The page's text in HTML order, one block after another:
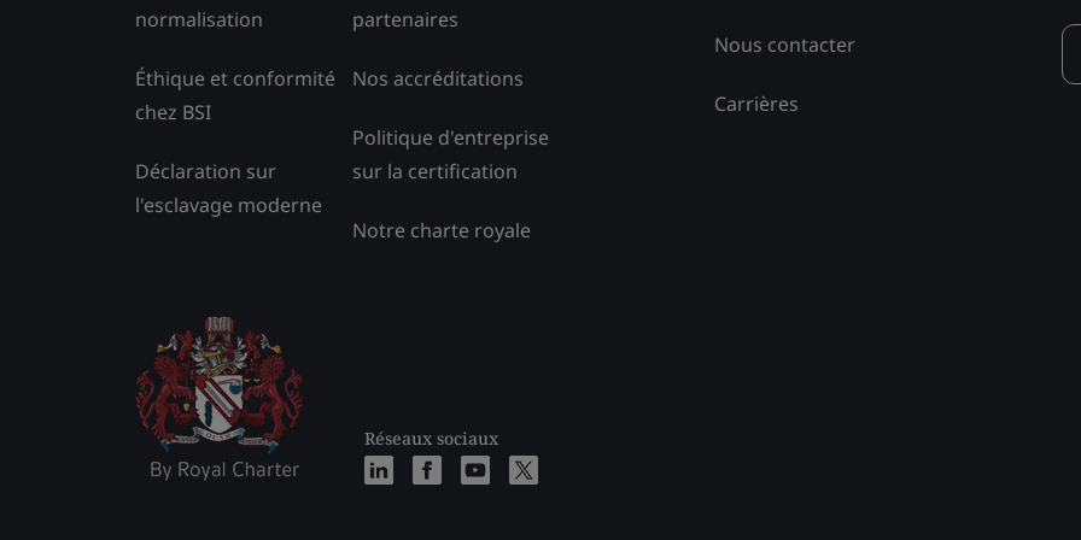
normalisation
Éthique et conformité
chez BSI
Déclaration sur
l'esclavage moderne
partenaires
Nos accréditations
Politique d'entreprise
sur la certification
Notre charte royale
Réseaux sociaux
Nous contacter
Carrières